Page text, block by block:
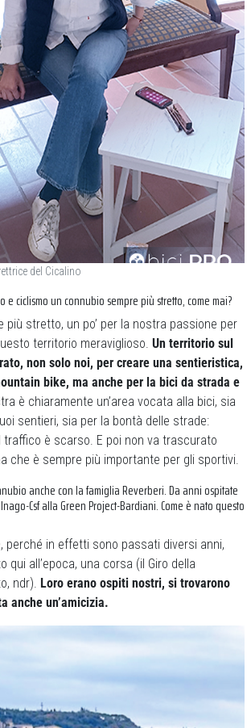
del Cicalino
e ciclismo un connubio sempre più stretto, come mai?
più stretto, un po’ per la nostra passione per
territorio meraviglioso. Un territorio sul
non solo noi, per creare una sentieristica,
bike, ma anche per la bici da strada e
è chiaramente un’area vocata alla bici, sia
sentieri, sia per la bontà delle strade:
traffico è scarso. E poi non va trascurato
che è sempre più importante per gli sportivi.
anche con la famiglia Reverberi. Da anni ospitate
Csf alla Green Project-Bardiani. Come è nato questo
perché in effetti sono passati diversi anni,
qui all’epoca, una corsa (il Giro della
ndr). Loro erano ospiti nostri, si trovarono
anche un’amicizia.